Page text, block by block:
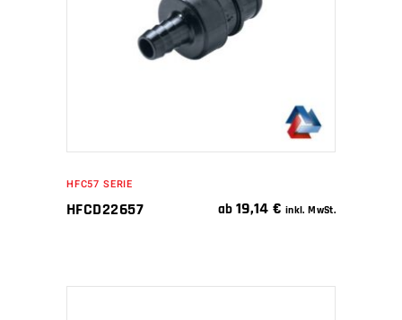
IN DEN WARENKORB
HFC57 SERIE
HFCD22657 ab 19,14€ inkl. MwSt.